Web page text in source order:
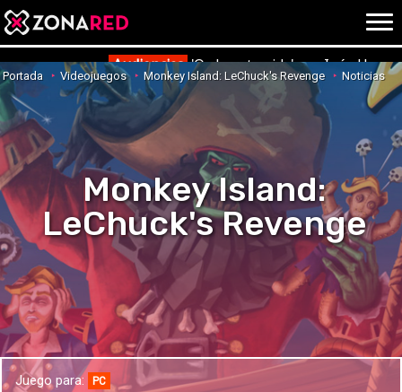
{literal}{/literal}
HOME JUEGOS
NOTICIAS
OPINIÓN
REPORTAJES
ANÁLISIS
AVANCES VÍDEOS
TRUCOS OCIO
CINE
E3
Audiencias 'Ordena tu vida' con Inés
Portada Videojuegos Monkey Island: LeChuck's Revenge Noticias
Monkey Island:
LeChuck's Revenge
Juego para: PC